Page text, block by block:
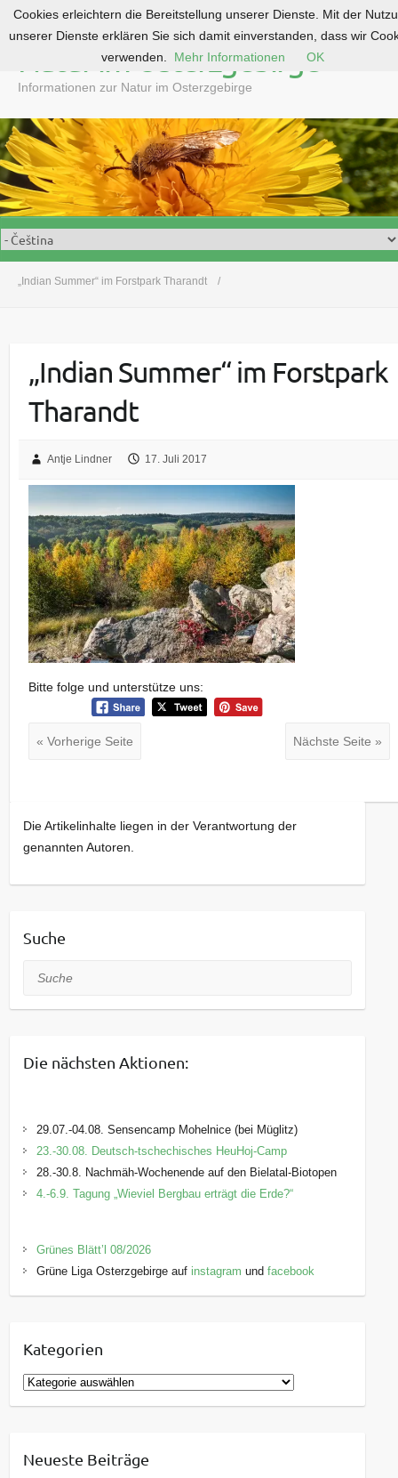
o
c
o
n
t
e
n
Natur im Osterzgebirge
Informationen zur Natur im Osterzgebirge
„Indian Summer“ im Forstpark Tharandt
„Indian Summer“ im Forstpark
Tharandt
Antje Lindner 17. Juli 2017
Bitte folge und unterstütze uns:
« Vorherige Seite Nächste Seite »
Die Artikelinhalte liegen in der Verantwortung der
genannten Autoren.
Suche
Suche
Die nächsten Aktionen:
29.07.-04.08. Sensencamp Mohelnice (bei Müglitz)
23.-30.08. Deutsch-tschechisches HeuHoj-Camp
28.-30.8. Nachmäh-Wochenende auf den Bielatal-Biotopen
4.-6.9. Tagung „Wieviel Bergbau erträgt die Erde?“
Grünes Blätt’l 08/2026
Grüne Liga Osterzgebirge auf instagram undfacebook
Kategorien
K
a
g
Neueste Beiträge
Cookies erleichtern die Bereitstellung unserer Dienste. Mit der
unserer Dienste erklären Sie sich damit einverstanden, dass wir
verwenden.
Mehr Informationen OK